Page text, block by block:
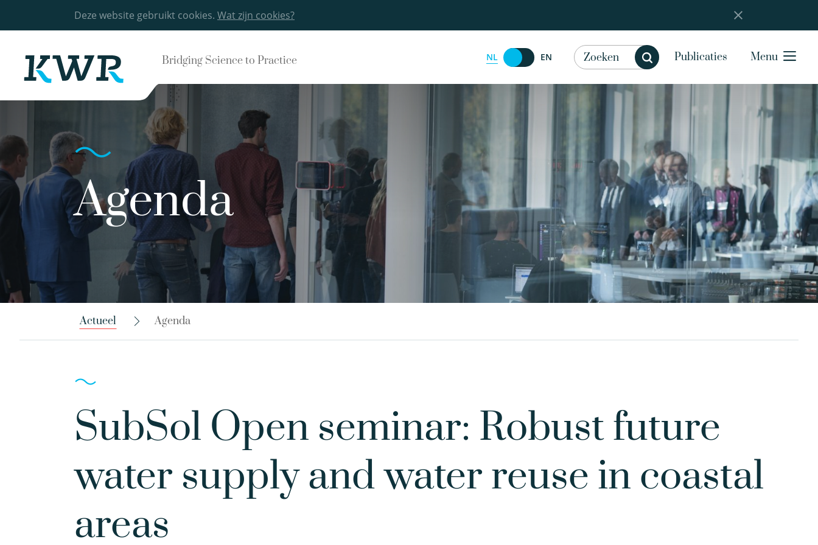
Deze website gebruikt cookies. Wat zijn cookies?
Bridging Science to Practice NL EN Publicaties Menu
Agenda
Actueel Agenda
SubSol Open seminar: Robust future
water supply and water reuse in coastal
areas